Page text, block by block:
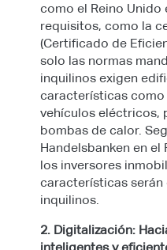
como el Reino Unido
requisitos, como la
(Certificado de
solo las normas
inquilinos exigen
características
vehículos eléctricos,
bombas de calor.
Handelsbanken en el
los inversores
características serán
inquilinos.
2. Digitalización: